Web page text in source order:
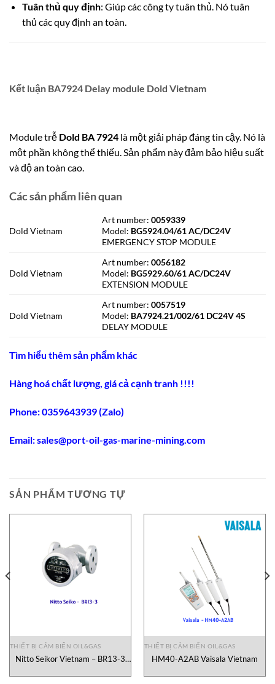
Tuân thủ quy định: Giúp các công ty tuân thủ. Nó tuân
thủ các quy định an toàn.
Kết luận BA7924 Delay module Dold Vietnam
Module trễ Dold BA 7924 là một giải pháp đáng tin cậy. Nó là
một phần không thể thiếu. Sản phẩm này đảm bảo hiệu suất
và độ an toàn cao.
Các sản phẩm liên quan
Dold Vietnam
Art number:0059339
Model: BG5924.04/61 AC/DC24V
EMERGENCY STOP MODULE
Dold Vietnam
Art number:0056182
Model: BG5929.60/61 AC/DC24V
EXTENSION MODULE
Dold Vietnam
Art number: 0057519
Model: BA7924.21/002/61 DC24V 4S
DELAY MODULE
Tìm hiểu thêm sản phẩm khác
Hàng hoá chất lượng, giá cả cạnh tranh !!!!
Phone: 0359643939 (Zalo)
Email:sales@port-oil-gas-marine-mining.com
SẢN PHẨM TƯƠNG TỰ
THIẾT BỊ CẢM BIẾN OIL&GAS
Nitto Seikor Vietnam – BR13-3
Seiko Vietnam
THIẾT BỊ CẢM BIẾN OIL&GAS
HM40-A2AB Vaisala Vietnam